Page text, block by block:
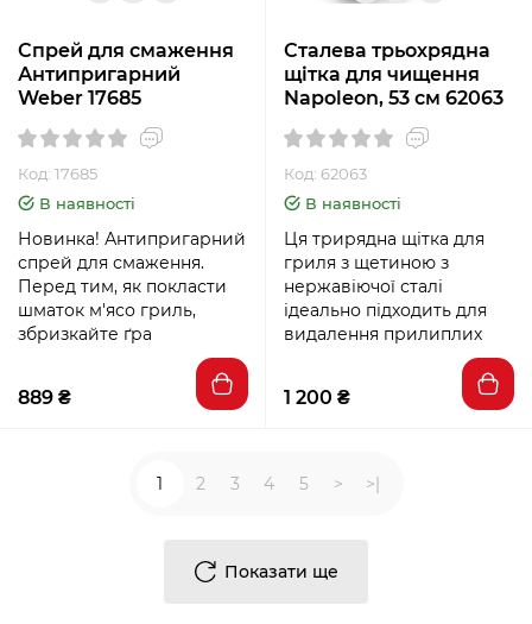
Спрей для смаження
Антипригарний
Weber 17685
Код: 17685
В наявності
Новинка! Антипригарний
спрей для смаження.
Перед тим, як покласти
шматок м'ясо гриль,
збризкайте ґра
889 ₴
Сталева трьохрядна
щітка для чищення
Napoleon, 53 см 62063
Код: 62063
В наявності
Ця трирядна щітка для
гриля з щетиною з
нержавіючої сталі
ідеально підходить для
видалення прилиплих
1 200 ₴
Показати ще
1 2 3 4 5 > >|